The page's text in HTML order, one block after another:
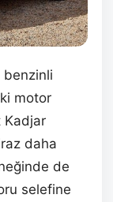
benzinli
motor
Kadjar
daha
de
selefine